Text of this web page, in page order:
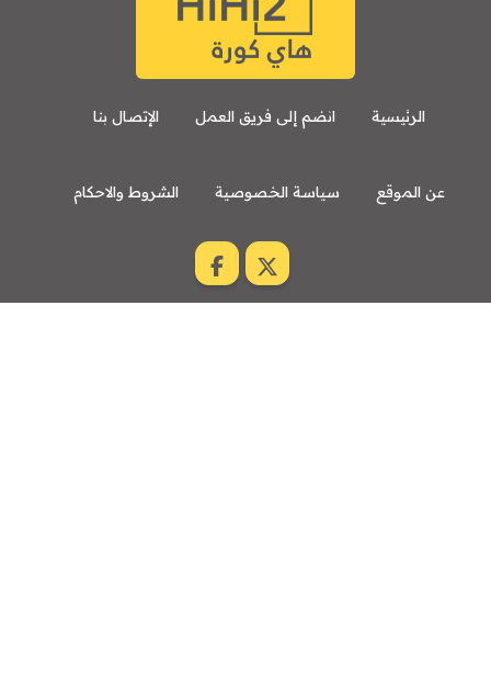
الرئيسية انضم إلى فريق العمل الإتصال بنا
عن الموقع سياسة الخصوصية الشروط والاحكام